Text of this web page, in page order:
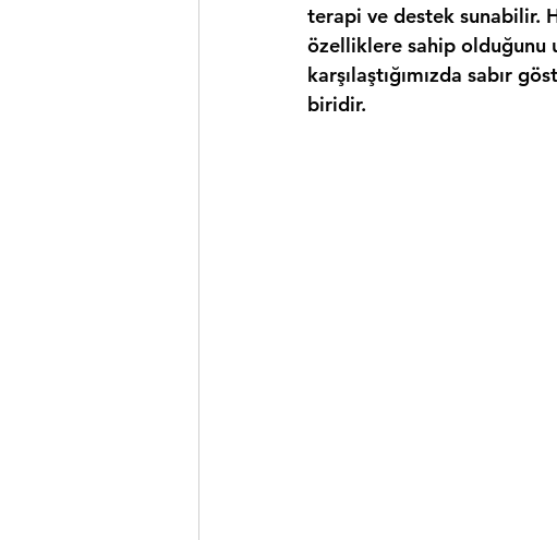
terapi ve destek sunabilir.
özelliklere sahip olduğunu
karşılaştığımızda sabır
biridir.